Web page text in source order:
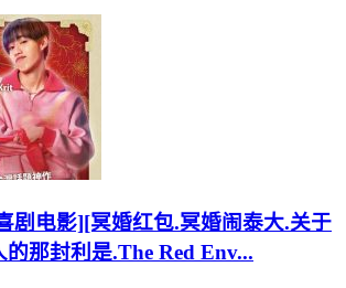
剧电影][冥婚红包.冥婚闹泰大.关于
那封利是.The Red Env...